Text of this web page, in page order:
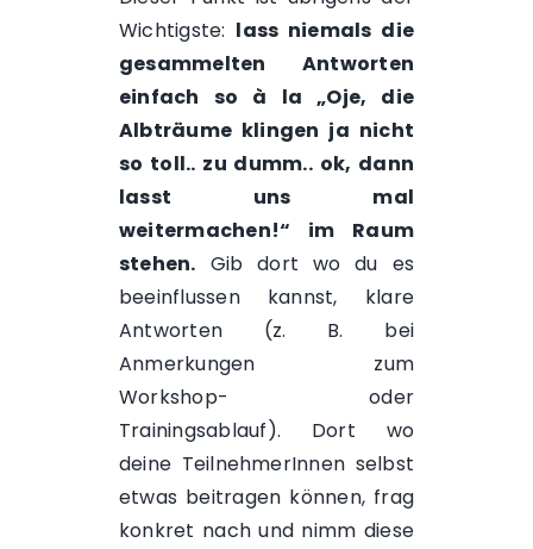
Wichtigste: lass niemals die
gesammelten Antworten
einfach so à la „Oje, die
Albträume klingen ja nicht
so toll.. zu dumm.. ok, dann
lasst uns mal
weitermachen!“ im Raum
stehen. Gib dort wo du es
beeinflussen kannst, klare
Antworten (z. B. bei
Anmerkungen zum
Workshop- oder
Trainingsablauf). Dort wo
deine TeilnehmerInnen selbst
etwas beitragen können, frag
konkret nach und nimm diese